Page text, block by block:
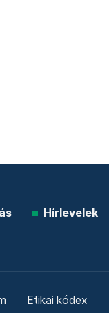
Hírlevelek
Etikai kódex